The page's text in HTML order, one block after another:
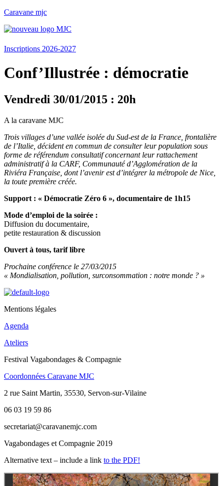
Caravane mjc
Inscriptions 2026-2027
Conf’Illustrée : démocratie
Vendredi 30/01/2015 : 20h
A la caravane MJC
Trois villages d’une vallée isolée du Sud-est de la France, frontalière
de l’Italie, décident en commun de consulter leur population sous
forme de référendum consultatif concernant leur rattachement
administratif à la CARF, Communauté d’Agglomération de la
Riviéra Française, dont l’avenir est d’intégrer la métropole de Nice,
la toute première créée.
Support : « Démocratie Zéro 6 », documentaire de 1h15
Mode d’emploi de la soirée :
Diffusion du documentaire,
petite restauration & discussion
Ouvert à tous, tarif libre
Prochaine conférence le 27/03/2015
« Mondialisation, pollution, surconsommation : notre monde ? »
Mentions légales
Agenda
Ateliers
Festival Vagabondages & Compagnie
Coordonnées Caravane MJC
2 rue Saint Martin, 35530, Servon-sur-Vilaine
06 03 19 59 86
secretariat@caravanemjc.com
Vagabondages et Compagnie 2019
Alternative text – include a link to the PDF!